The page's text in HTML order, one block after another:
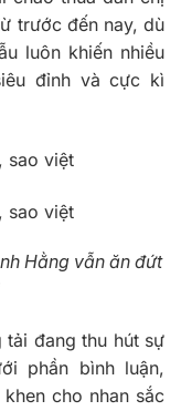
trước đến nay, dù
luôn khiến nhiều
đỉnh và cực kì
Hằng vẫn ăn đứt
tải đang thu hút sự
phần bình luận,
cho nhan sắc